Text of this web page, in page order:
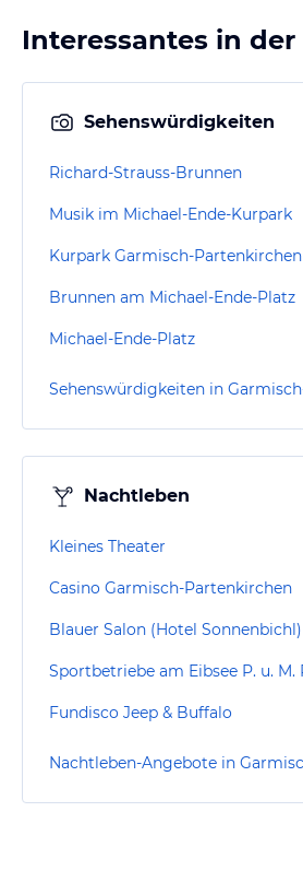
Interessantes in der
Sehenswürdigkeiten
Richard-Strauss-Brunnen
Musik im Michael-Ende-Kurpark
Kurpark Garmisch-Partenkirchen
Brunnen am Michael-Ende-Platz
Michael-Ende-Platz
Nachtleben
Kleines Theater
Casino Garmisch-Partenkirchen
Blauer Salon (Hotel Sonnenbichl)
Fundisco Jeep & Buffalo